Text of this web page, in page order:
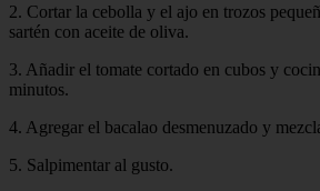
2. Cortar la cebolla y el ajo en trozos
sartén con aceite de oliva.
3. Añadir el tomate cortado en cubos y
minutos.
4. Agregar el bacalao desmenuzado y
5. Salpimentar al gusto.